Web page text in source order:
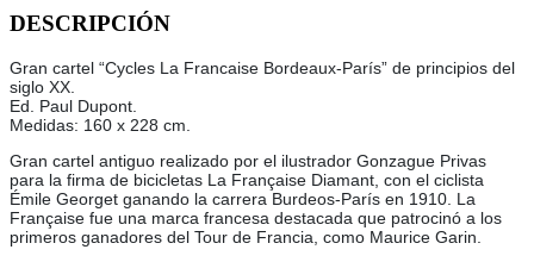
DESCRIPCIÓN
Gran cartel “Cycles La Francaise Bordeaux-París” de principios del
siglo XX.
Ed. Paul Dupont.
Medidas: 160 x 228 cm.
Gran cartel antiguo realizado por el ilustrador Gonzague Privas
para la firma de bicicletas La Française Diamant, con el ciclista
Émile Georget ganando la carrera Burdeos-París en 1910. La
Française fue una marca francesa destacada que patrocinó a los
primeros ganadores del Tour de Francia, como Maurice Garin.